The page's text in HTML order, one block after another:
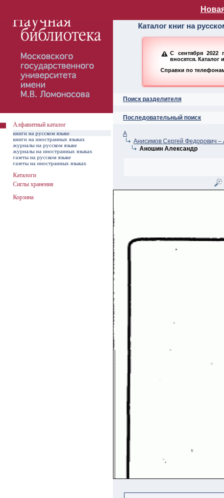
Алфавитный
Каталог книг на
С сентября 2022
вносятся. Каталог
Справки по
Поиск разделителя
Последовательный поиск
А
Анисимов Сергей Федорович –
Аношин Александр
Алфавитный каталог
книги на русском языке
книги на иностранных языках
журналы на русском языке
журналы на иностранных языках
газеты на русском языке
газеты на иностранных языках
Каталоги
Сиглы хранения
Корзина